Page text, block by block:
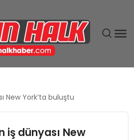
New York’ta buluştu
iş dünyası New